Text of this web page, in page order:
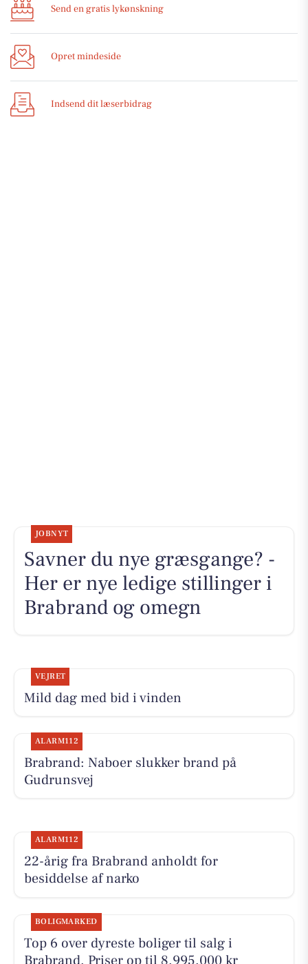
Send en gratis lykønskning
Opret mindeside
Indsend dit læserbidrag
JOBNYT
Savner du nye græsgange? -
Her er nye ledige stillinger i
Brabrand og omegn
VEJRET
Mild dag med bid i vinden
ALARM112
Brabrand: Naboer slukker brand på
Gudrunsvej
ALARM112
22-årig fra Brabrand anholdt for
besiddelse af narko
BOLIGMARKED
Top 6 over dyreste boliger til salg i